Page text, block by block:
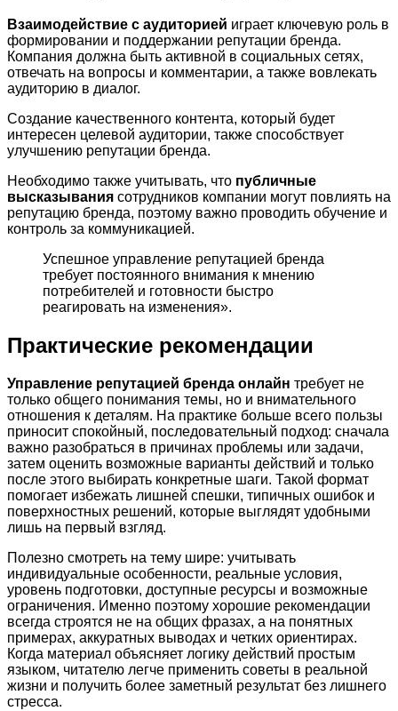
Взаимодействие с аудиторией играет ключевую роль в
формировании и поддержании репутации бренда.
Компания должна быть активной в социальных сетях,
отвечать на вопросы и комментарии, а также вовлекать
аудиторию в диалог.
Создание качественного контента, который будет
интересен целевой аудитории, также способствует
улучшению репутации бренда.
Необходимо также учитывать, что публичные
высказывания сотрудников компании могут повлиять на
репутацию бренда, поэтому важно проводить обучение и
контроль за коммуникацией.
Успешное управление репутацией бренда
требует постоянного внимания к мнению
потребителей и готовности быстро
реагировать на изменения».
Практические рекомендации
Управление репутацией бренда онлайн требует не
только общего понимания темы, но и внимательного
отношения к деталям. На практике больше всего пользы
приносит спокойный, последовательный подход: сначала
важно разобраться в причинах проблемы или задачи,
затем оценить возможные варианты действий и только
после этого выбирать конкретные шаги. Такой формат
помогает избежать лишней спешки, типичных ошибок и
поверхностных решений, которые выглядят удобными
лишь на первый взгляд.
Полезно смотреть на тему шире: учитывать
индивидуальные особенности, реальные условия,
уровень подготовки, доступные ресурсы и возможные
ограничения. Именно поэтому хорошие рекомендации
всегда строятся не на общих фразах, а на понятных
примерах, аккуратных выводах и четких ориентирах.
Когда материал объясняет логику действий простым
языком, читателю легче применить советы в реальной
жизни и получить более заметный результат без лишнего
стресса.